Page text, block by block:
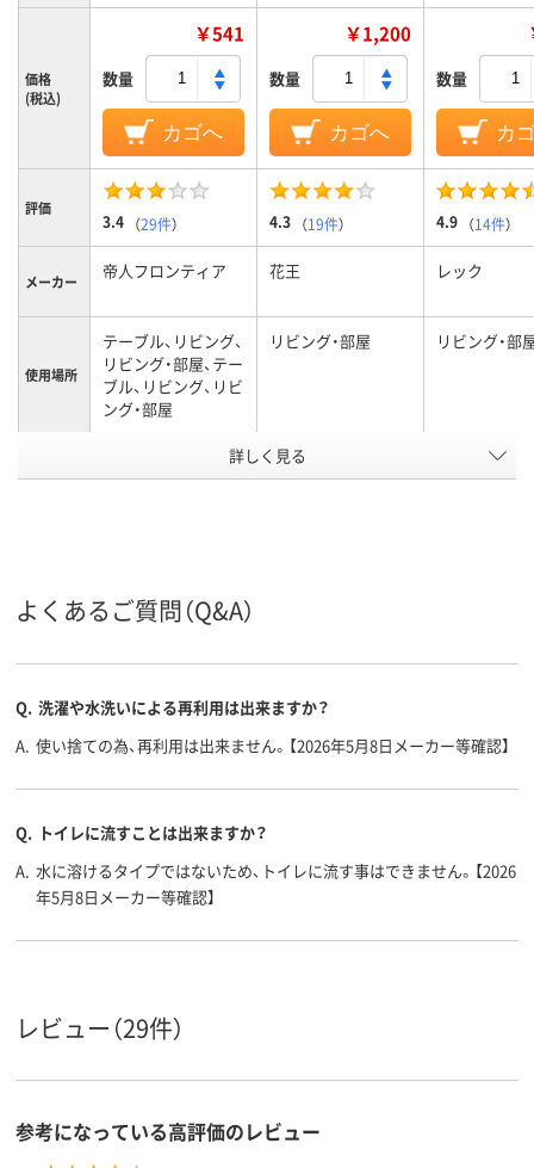
価格
(税込)
￥541
数量
カゴへ
￥1,200
数量
カゴへ
数量
カ
評価
3.4 （29件） 4.3 （19件） 4.9 （14件）
メーカー 帝人フロンティア 花王 レック
使用場所
テーブル、リビング、
リビング・部屋、テー
ブル、リビング、リビ
ング・部屋
リビング・部屋 リビング・部
不織布(超極細分割
繊維80%、再生ポリ
スコア
45
詳しく見る
よくあるご質問（Q&A）
Q. 洗濯や水洗いによる再利用は出来ますか？
A. 使い捨ての為、再利用は出来ません。【2026年5月8日メーカー等確認】
Q. トイレに流すことは出来ますか？
A. 水に溶けるタイプではないため、トイレに流す事はできません。【2026
年5月8日メーカー等確認】
レビュー（29件）
参考になっている高評価のレビュー